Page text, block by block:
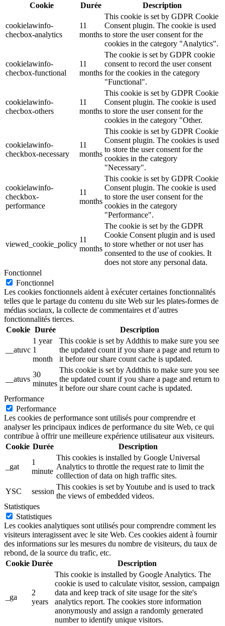
Cookie
Durée Description
cookielawinfo-
checbox-analytics
11
months
This cookie is set by GDPR Cookie
Consent plugin. The cookie is used
to store the user consent for the
cookies in the category "Analytics".
cookielawinfo-
checbox-functional
11
months
The cookie is set by GDPR cookie
consent to record the user consent
for the cookies in the category
"Functional".
cookielawinfo-
checbox-others
11
months
This cookie is set by GDPR Cookie
Consent plugin. The cookie is used
to store the user consent for the
cookies in the category "Other.
cookielawinfo-
checkbox-necessary
11
months
This cookie is set by GDPR Cookie
Consent plugin. The cookies is used
to store the user consent for the
cookies in the category
"Necessary".
cookielawinfo-
checkbox-
performance
11
months
This cookie is set by GDPR Cookie
Consent plugin. The cookie is used
to store the user consent for the
cookies in the category
"Performance".
viewed_cookie_policy
11
months
The cookie is set by the GDPR
Cookie Consent plugin and is used
to store whether or not user has
consented to the use of cookies. It
does not store any personal data.
Fonctionnel
Fonctionnel
Les cookies fonctionnels aident à exécuter certaines fonctionnalités
telles que le partage du contenu du site Web sur les plates-formes de
médias sociaux, la collecte de commentaires et d’autres
fonctionnalités tierces.
Cookie Durée Description
__atuvc
1 year
1
month
This cookie is set by Addthis to make sure you see
the updated count if you share a page and return to
it before our share count cache is updated.
__atuvs
30
minutes
This cookie is set by Addthis to make sure you see
the updated count if you share a page and return to
it before our share count cache is updated.
Performance
Performance
Les cookies de performance sont utilisés pour comprendre et
analyser les principaux indices de performance du site Web, ce qui
contribue à offrir une meilleure expérience utilisateur aux visiteurs.
Cookie Durée Description
_gat
1
minute
This cookies is installed by Google Universal
Analytics to throttle the request rate to limit the
colllection of data on high traffic sites.
YSC
session
This cookies is set by Youtube and is used to track
the views of embedded videos.
Statistiques
Statistiques
Les cookies analytiques sont utilisés pour comprendre comment les
visiteurs interagissent avec le site Web. Ces cookies aident à fournir
des informations sur les mesures du nombre de visiteurs, du taux de
rebond, de la source du trafic, etc.
Cookie Durée Description
_ga
2
years
This cookie is installed by Google Analytics. The
cookie is used to calculate visitor, session, campaign
data and keep track of site usage for the site's
analytics report. The cookies store information
anonymously and assign a randomly generated
number to identify unique visitors.